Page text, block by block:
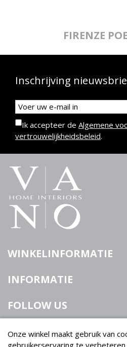
FIRENZE
Inschrijving
Ik accepteer de Algemene
vertrouwelijkheidsbeleid.
WINKELINFORMATIE
INFORMATIE
FOLLOW US
Onze winkel maakt gebruik van
gebruikerservaring te